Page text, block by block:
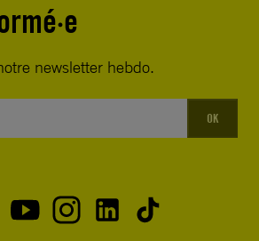
newsletter hebdo.
OK